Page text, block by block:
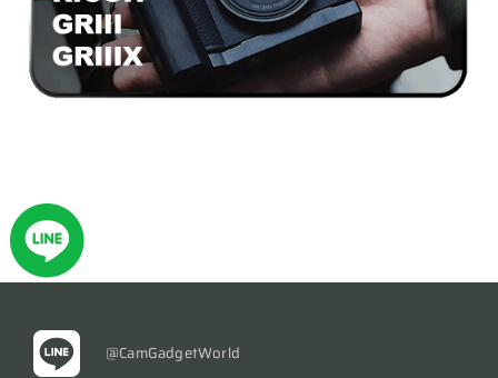
@CamGadgetWorld